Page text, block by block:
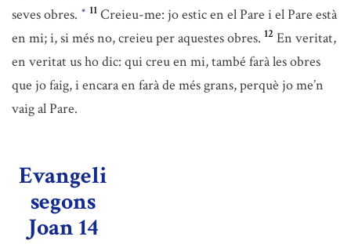
seves obres. * 11 Creieu-me: jo estic en el Pare i el Pare està
en mi; i, si més no, creieu per aquestes obres. 12 En veritat,
en veritat us ho dic: qui creu en mi, també farà les obres
que jo faig, i encara en farà de més grans, perquè jo me’n
vaig al Pare.
Evangeli
segons
Joan 14